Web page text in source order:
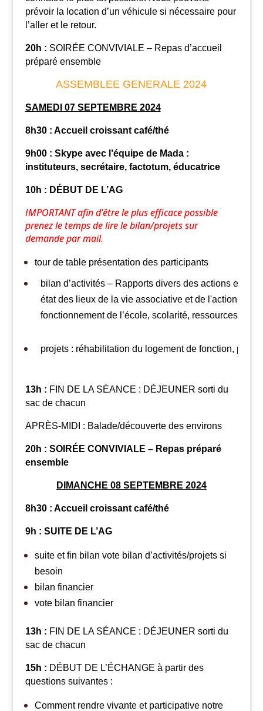
prévoir la location d’un véhicule si nécessaire pour
l’aller et le retour.
20h : SOIRÉE CONVIVIALE – Repas d’accueil
préparé ensemble
ASSEMBLEE GENERALE 2024
SAMEDI 07 SEPTEMBRE 2024
8h30 : Accueil croissant café/thé
9h00 : Skype avec l’équipe de Mada :
instituteurs, secrétaire, factotum, éducatrice
10h : DÉBUT DE L’AG
IMPORTANT afin d’être le plusefficacepossible
prenez le temps de lire lebilan/projets sur
demande par mail.
tour de table présentation des participants
bilan d’activités – Rapports divers des actions et
état des lieux de la vie associative et de l'action sur
fonctionnement de l’école, scolarité, ressources
projets : réhabilitation du logement de fonction,
13h : FIN DE LA SÉANCE : DÉJEUNER sorti du
sac de chacun
APRÈS-MIDI : Balade/découverte des environs
20h : SOIRÉE CONVIVIALE – Repas préparé
ensemble
DIMANCHE 08 SEPTEMBRE 2024
8h30 : Accueil croissant café/thé
9h : SUITE DE L’AG
suite et fin bilan vote bilan d’activités/projets si
besoin
bilan financier
vote bilan financier
13h : FIN DE LA SÉANCE : DÉJEUNER sorti du
sac de chacun
15h : DÉBUT DE L’ÉCHANGE à partir des
questions suivantes :
Comment rendre vivante et participative notre